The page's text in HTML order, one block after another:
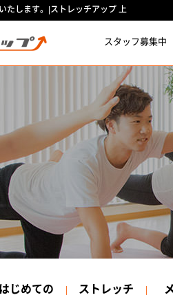
たします。|ストレッチアップ 上
スタッフ募集中
はじめての
ストレッチ